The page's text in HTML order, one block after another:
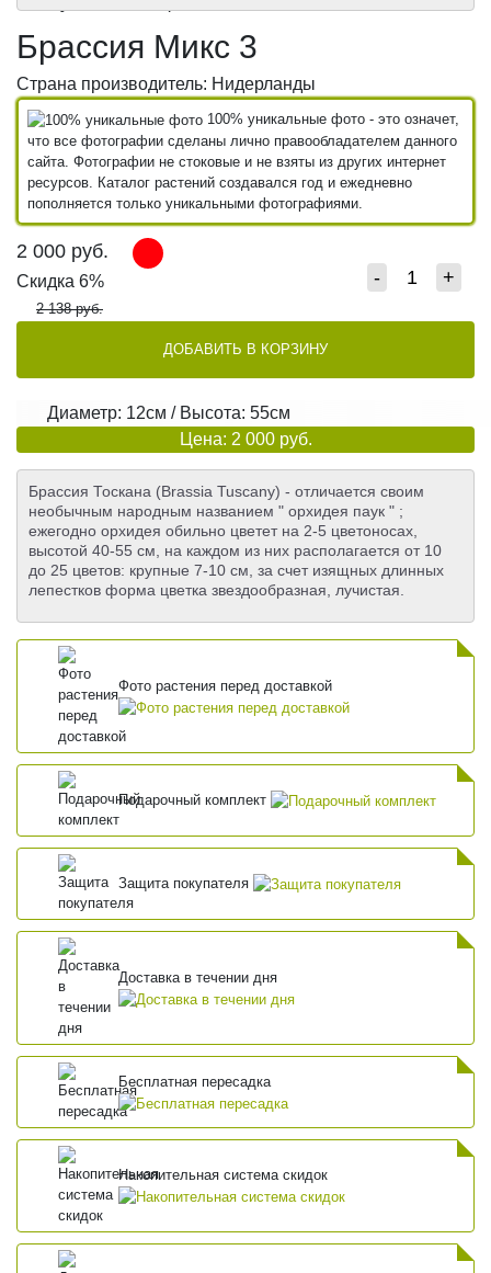
Брассия Микс 3
Страна производитель: Нидерланды
100% уникальные фото - это означет,
что все фотографии сделаны лично правообладателем данного
сайта. Фотографии не стоковые и не взяты из других интернет
ресурсов. Каталог растений создавался год и ежедневно
пополняется только уникальными фотографиями.
2 000 руб.
Скидка 6%
2 138 руб.
- +
ДОБАВИТЬ В КОРЗИНУ
Диаметр: 12см / Высота: 55см
Цена: 2 000 руб.
Брассия Тоскана (Brassia Tuscany) - отличается своим
необычным народным названием " орхидея паук " ;
ежегодно орхидея обильно цветет на 2-5 цветоносах,
высотой 40-55 см, на каждом из них располагается от 10
до 25 цветов: крупные 7-10 см, за счет изящных длинных
лепестков форма цветка звездообразная, лучистая.
Фото растения перед доставкой
Подарочный комплект
Защита покупателя
Доставка в течении дня
Бесплатная пересадка
Накопительная система скидок